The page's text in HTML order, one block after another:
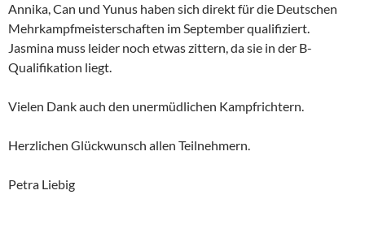
Annika, Can und Yunus haben sich direkt für die Deutschen
Mehrkampfmeisterschaften im September qualifiziert.
Jasmina muss leider noch etwas zittern, da sie in der B-
Qualifikation liegt.
Vielen Dank auch den unermüdlichen Kampfrichtern.
Herzlichen Glückwunsch allen Teilnehmern.
Petra Liebig